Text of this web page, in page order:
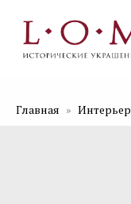
Главная Интерьер